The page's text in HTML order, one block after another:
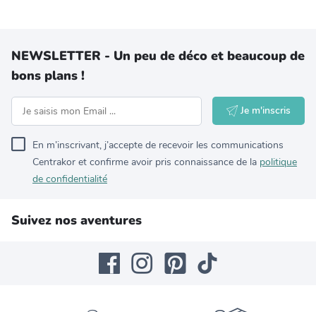
NEWSLETTER - Un peu de déco et beaucoup de
bons plans !
Je m'inscris
En m’inscrivant, j’accepte de recevoir les communications
Centrakor et confirme avoir pris connaissance de la politique
de confidentialité
Suivez nos aventures